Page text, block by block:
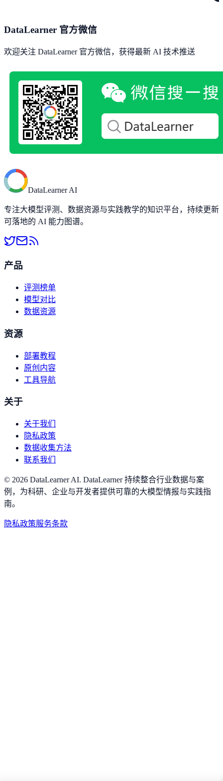
DataLearner 官方微信
欢迎关注 DataLearner 官方微信，获得最新 AI 技术推送
DataLearner AI
专注大模型评测、数据资源与实践教学的知识平台，持续更新
可落地的 AI 能力图谱。
产品
评测榜单
模型对比
数据资源
资源
部署教程
原创内容
工具导航
关于
关于我们
隐私政策
数据收集方法
联系我们
© 2026 DataLearner AI. DataLearner 持续整合行业数据与案
例，为科研、企业与开发者提供可靠的大模型情报与实践指
南。
隐私政策服务条款